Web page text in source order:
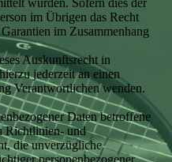
wurden. Sofern dies der
im Übrigen das Recht
im Zusammenhang
Auskunftsrecht in
jederzeit an einen
Verantwortlichen wenden.
Daten betroffene
Richtlinien- und
die unverzügliche
personenbezogener